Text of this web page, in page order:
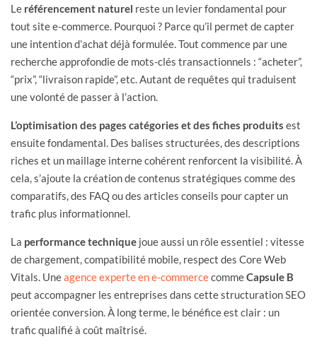
Le référencement naturel reste un levier fondamental pour
tout site e-commerce. Pourquoi ? Parce qu’il permet de capter
une intention d’achat déjà formulée. Tout commence par une
recherche approfondie de mots-clés transactionnels : “acheter”,
“prix”, “livraison rapide”, etc. Autant de requêtes qui traduisent
une volonté de passer à l’action.
L’optimisation des pages catégories et des fiches produits est
ensuite fondamental. Des balises structurées, des descriptions
riches et un maillage interne cohérent renforcent la visibilité. À
cela, s’ajoute la création de contenus stratégiques comme des
comparatifs, des FAQ ou des articles conseils pour capter un
trafic plus informationnel.
La performance technique joue aussi un rôle essentiel : vitesse
de chargement, compatibilité mobile, respect des Core Web
Vitals. Uneagence experte en e-commercecommeCapsule B
peut accompagner les entreprises dans cette structuration SEO
orientée conversion. À long terme, le bénéfice est clair : un
trafic qualifié à coût maîtrisé.